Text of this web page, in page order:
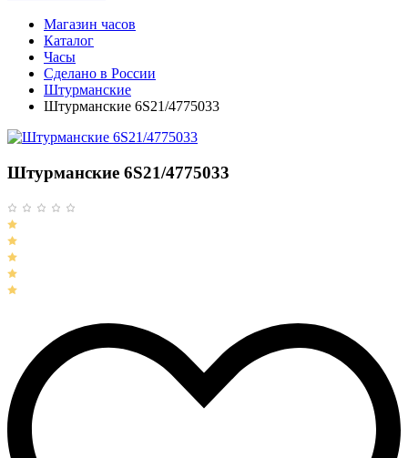
Магазин часов
Каталог
Часы
Сделано в России
Штурманские
Штурманские 6S21/4775033
Штурманские 6S21/4775033